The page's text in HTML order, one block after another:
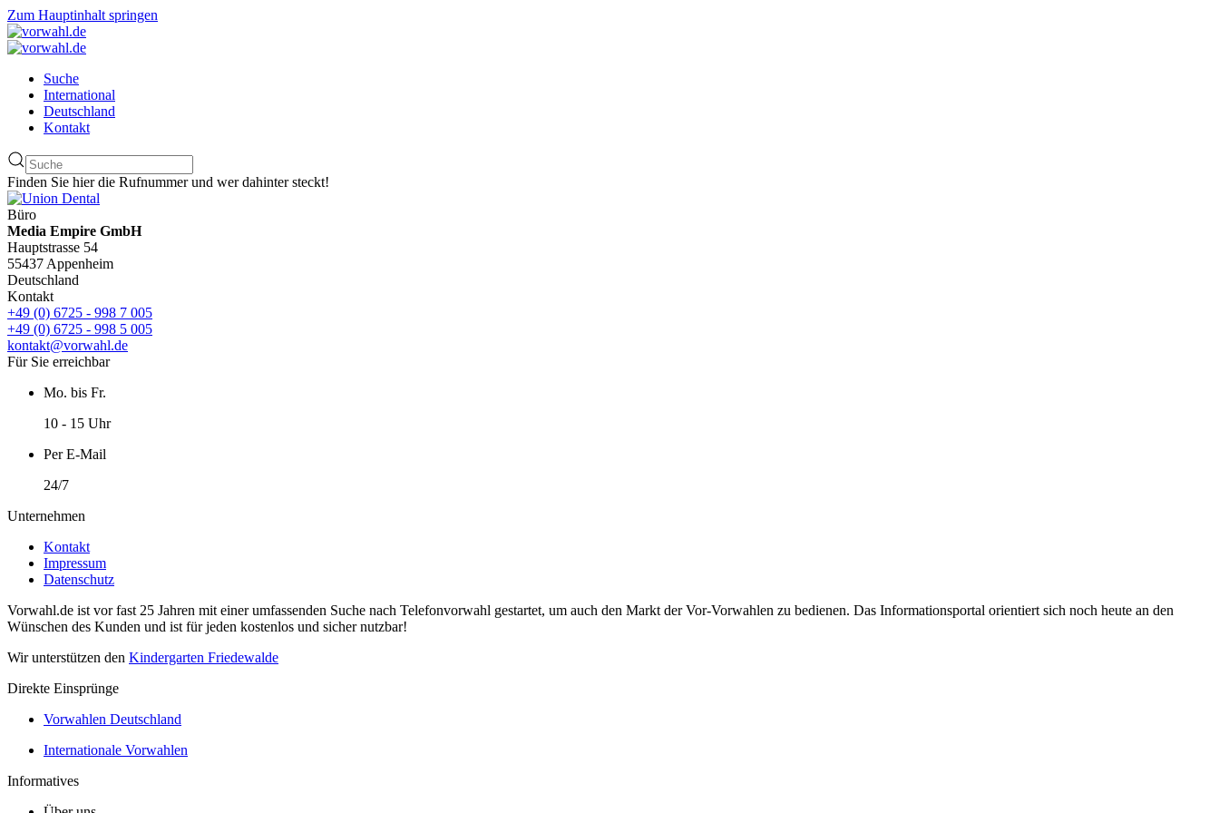
Zum Hauptinhalt springen
Suche
International
Deutschland
Kontakt
Finden Sie hier die Rufnummer und wer dahinter steckt!
Büro
Media Empire GmbH
Hauptstrasse 54
55437 Appenheim
Deutschland
Kontakt
+49 (0) 6725 - 998 7 005
+49 (0) 6725 - 998 5 005
kontakt@vorwahl.de
Für Sie erreichbar
Mo. bis Fr.
10 - 15 Uhr
Per E-Mail
24/7
Unternehmen
Kontakt
Impressum
Datenschutz
Vorwahl.de ist vor fast 25 Jahren mit einer umfassenden Suche nach Telefonvorwahl gestartet, um auch den Markt der Vor-Vorwahlen zu bedienen. Das Informationsportal orientiert sich noch heute an den
Wünschen des Kunden und ist für jeden kostenlos und sicher nutzbar!
Wir unterstützen den Kindergarten Friedewalde
Direkte Einsprünge
Vorwahlen Deutschland
Internationale Vorwahlen
Informatives